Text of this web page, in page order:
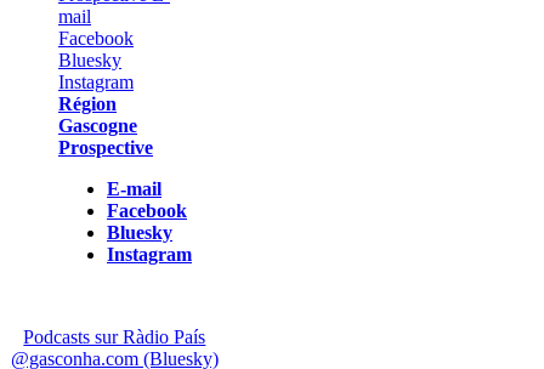
Région
Gascogne
Prospective
E-mail
Facebook
Bluesky
Instagram
Podcasts sur Ràdio País
@gasconha.com (Bluesky)